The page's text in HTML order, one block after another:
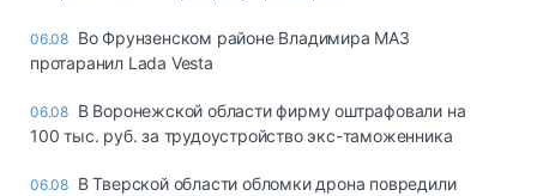
06.08 Во Фрунзенском районе Владимира МАЗ
протаранил Lada Vesta
06.08 В Воронежской области фирму оштрафовали на
100 тыс. руб. за трудоустройство экс-таможенника
06.08 В Тверской области обломки дрона повредили